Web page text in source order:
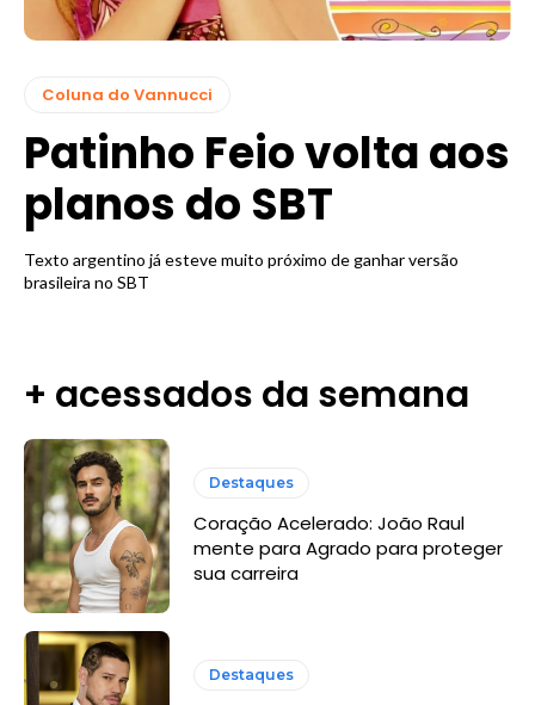
Coluna do Vannucci
Patinho Feio volta aos
planos do SBT
Texto argentino já esteve muito próximo de ganhar versão
brasileira no SBT
+ acessados da semana
Destaques
Coração Acelerado: João Raul
mente para Agrado para proteger
sua carreira
Destaques